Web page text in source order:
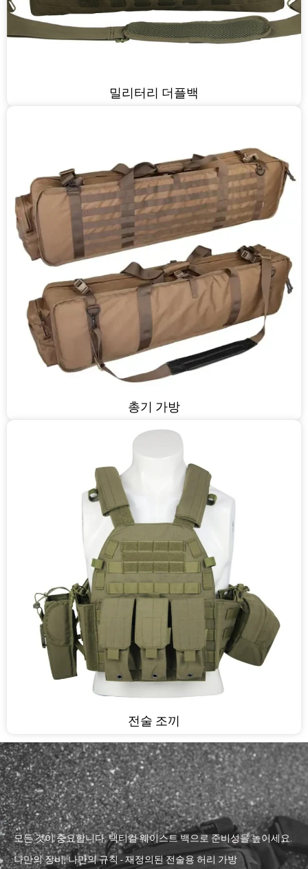
밀리터리 더플백
총기 가방
전술 조끼
모든 것이 중요합니다: 택티컬 웨이스트 백으로 준비성을 높이세요.
나만의 장비, 나만의 규칙 - 재정의된 전술용 허리 가방